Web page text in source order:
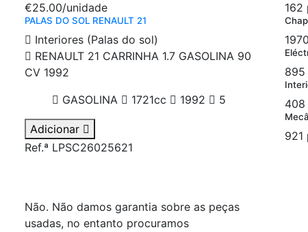
€25.00/unidade
PALAS DO SOL RENAULT 21
Interiores (Palas do sol)
RENAULT 21 CARRINHA 1.7 GASOLINA 90
CV 1992
GASOLINA
1721cc 1992 5
Adicionar
Ref.ª LPSC26025621
Não. Não damos garantia sobre as peças
usadas, no entanto procuramos
162
895
408
921